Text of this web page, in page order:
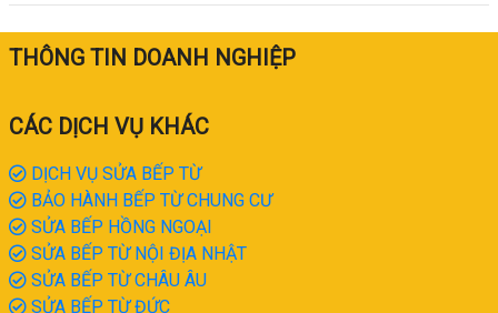
THÔNG TIN DOANH NGHIỆP
CÁC DỊCH VỤ KHÁC
DỊCH VỤ SỬA BẾP TỪ
BẢO HÀNH BẾP TỪ CHUNG CƯ
SỬA BẾP HỒNG NGOẠI
SỬA BẾP TỪ NỘI ĐỊA NHẬT
SỬA BẾP TỪ CHÂU ÂU
SỬA BẾP TỪ ĐỨC